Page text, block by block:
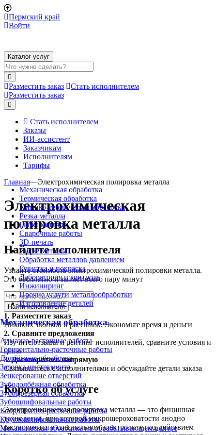
Пермский край
Войти
Каталог услуг
Разместить заказ
Стать исполнителем
Разместить заказ
Стать исполнителем
Заказы
ИИ-ассистент
Заказчикам
Исполнителям
Тарифы
Механическая обработка
Термическая обработка
Химико-термическая обработка
Резка металла
Гибка металла
Сварочные работы
3D-печать
Литьё металла
Обработка металлов давлением
Очистка и покраска
Лаборатория и контроль
Инжиниринг
Прочие услуги металлообработки
Изготовление деталей
Механическая обработка
Алмазно-расточные работы
Горизонтально-расточные работы
Долбёжная обработка
Заточка инструмента
Зенкерование отверстий
Зубодолбёжная обработка
Зубофрезерная обработка
Зубошлифовальные работы
Координатно-расточные работы
Круглошлифовальные работы
Механическая обработка на обрабатывающем центре
Главная—Электрохимическая полировка металла
Электрохимическая
полировка металла
Найдите исполнителя
Узнайте стоимость электрохимической полировки металла.
Это бесплатно и займет всего пару минут
Найти исполнителя
1. Разместите заказ
Никаких звонков и рассылок. Экономьте время и деньги
2. Сравните предложения
Изучите отзывы и рейтинг исполнителей, сравните условия и
цены
3.Договоритесь напрямую
Связывайтесь с исполнителями и обсуждайте детали заказа
Коротко об услуге
Электрохимическая полировка металла — это финишная
технология, при которой микрошероховатости анодно
растворяются в специальном электролите под действием